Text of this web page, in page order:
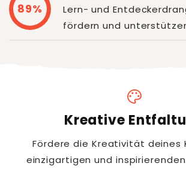
89%
Lern- und
fördern und
palette
Kreative
Fördere die Kreativität deines
einzigartigen und